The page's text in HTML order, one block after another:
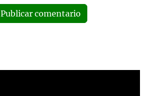
Publicar comentario